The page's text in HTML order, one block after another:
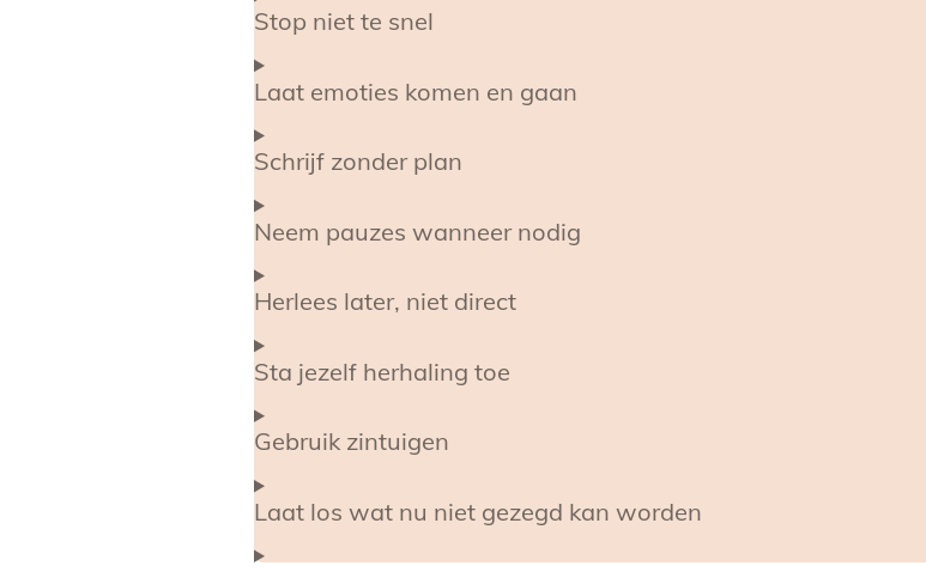
Stop niet te snel
Laat emoties komen en gaan
Schrijf zonder plan
Neem pauzes wanneer nodig
Herlees later, niet direct
Sta jezelf herhaling toe
Gebruik zintuigen
Laat los wat nu niet gezegd kan worden